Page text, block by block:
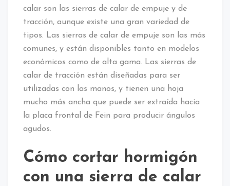
calar son las sierras de calar de empuje y de
tracción, aunque existe una gran variedad de
tipos. Las sierras de calar de empuje son las más
comunes, y están disponibles tanto en modelos
económicos como de alta gama. Las sierras de
calar de tracción están diseñadas para ser
utilizadas con las manos, y tienen una hoja
mucho más ancha que puede ser extraída hacia
la placa frontal de Fein para producir ángulos
agudos.
Cómo cortar hormigón
con una sierra de calar